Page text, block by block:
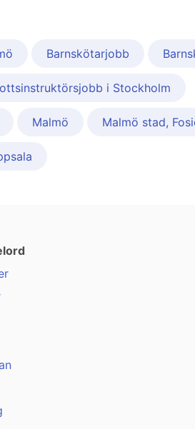
Barnskötarjobb
i Stockholm
Malmö Malmö stad,